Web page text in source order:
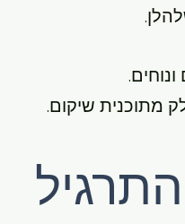
מתוכנית שיקום.